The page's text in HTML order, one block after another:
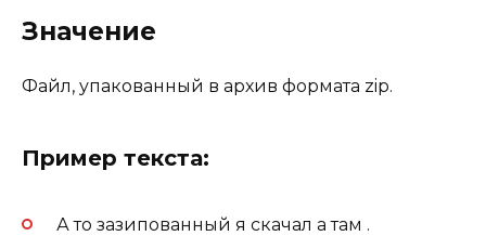
Значение
Файл, упакованный в архив формата zip.
Пример текста:
А то зазипованный я скачал а там .